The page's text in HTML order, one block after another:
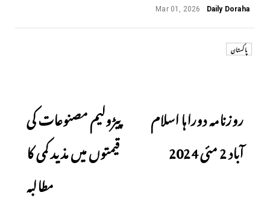
Daily Doraha
Mar 01, 2026
پاکستان
روزنامہ دوراہا اسلام
آباد 2 مئی 2024
پیڑولیم مصنوعات کی
قیمتوں میں مذید کمی کا
مطالبہ